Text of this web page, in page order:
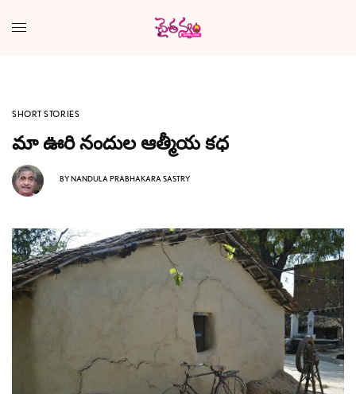
SHORT STORIES
మా ఊరి నందుల ఆత్మీయ కధ
BYNANDULA PRABHAKARA SASTRY